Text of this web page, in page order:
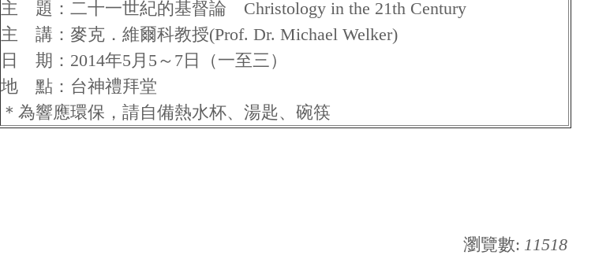
主 題：二十一世紀的基督論 Christology in the 21th Century
主 講：麥克．維爾科教授(Prof. Dr. Michael Welker)
日 期：2014年5月5～7日（一至三）
地 點：台神禮拜堂
＊為響應環保，請自備熱水杯、湯匙、碗筷
瀏覽數: 11518